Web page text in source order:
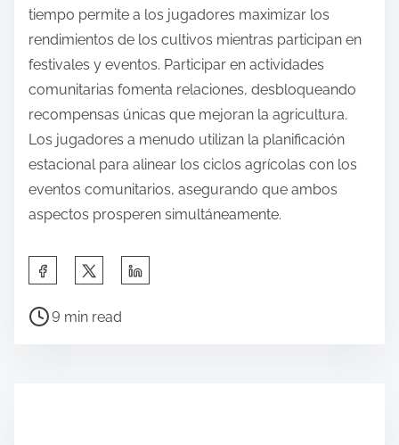
tiempo permite a los jugadores maximizar los
rendimientos de los cultivos mientras participan en
festivales y eventos. Participar en actividades
comunitarias fomenta relaciones, desbloqueando
recompensas únicas que mejoran la agricultura.
Los jugadores a menudo utilizan la planificación
estacional para alinear los ciclos agrícolas con los
eventos comunitarios, asegurando que ambos
aspectos prosperen simultáneamente.
Share this post on:
Post read time
9 min read